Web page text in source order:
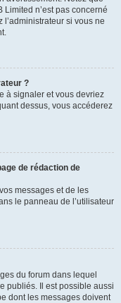
Limited n’est pas concerné
l’administrateur si vous ne
?
à signaler et vous devriez
dessus, vous accéderez
de rédaction de
messages et de les
le panneau de l’utilisateur
du forum dans lequel
publiés. Il est possible aussi
dont les messages doivent